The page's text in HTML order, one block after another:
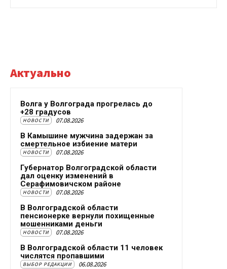
Актуально
Волга у Волгограда прогрелась до
+28 градусов
НОВОСТИ 07.08.2026
В Камышине мужчина задержан за
смертельное избиение матери
НОВОСТИ 07.08.2026
Губернатор Волгоградской области
дал оценку изменений в
Серафимовичском районе
НОВОСТИ 07.08.2026
В Волгоградской области
пенсионерке вернули похищенные
мошенниками деньги
НОВОСТИ 07.08.2026
В Волгоградской области 11 человек
числятся пропавшими
ВЫБОР РЕДАКЦИИ 06.08.2026